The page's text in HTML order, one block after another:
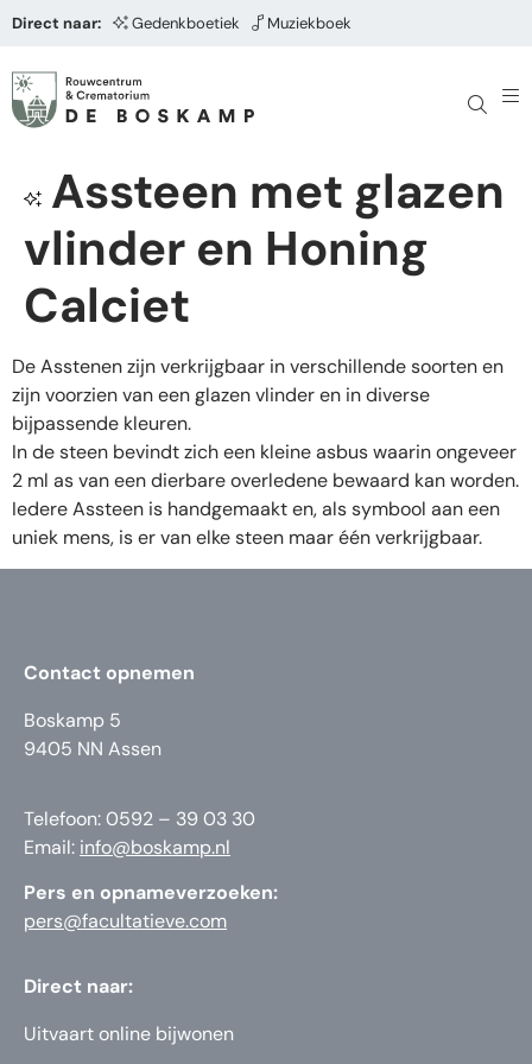
Direct naar: Gedenkboetiek Muziekboek
Assteen met glazen
vlinder en Honing
Calciet
De Asstenen zijn verkrijgbaar in verschillende soorten en
zijn voorzien van een glazen vlinder en in diverse
bijpassende kleuren.
In de steen bevindt zich een kleine asbus waarin ongeveer
2 ml as van een dierbare overledene bewaard kan worden.
Iedere Assteen is handgemaakt en, als symbool aan een
uniek mens, is er van elke steen maar één verkrijgbaar.
Contact opnemen
Boskamp 5
9405 NN Assen
Telefoon: 0592 – 39 03 30
Email: info@boskamp.nl
Pers en opnameverzoeken:
pers@facultatieve.com
Direct naar:
Uitvaart online bijwonen